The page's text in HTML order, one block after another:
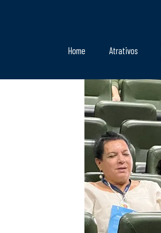
Home Atrativos